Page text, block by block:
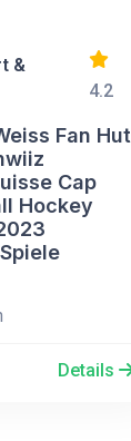
&
4.2
Fan Hut
Cap
Hockey
Details